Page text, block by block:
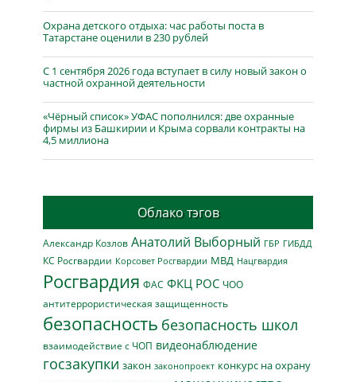
Охрана детского отдыха: час работы поста в
Татарстане оценили в 230 рублей
С 1 сентября 2026 года вступает в силу новый закон о
частной охранной деятельности
«Чёрный список» УФАС пополнился: две охранные
фирмы из Башкирии и Крыма сорвали контракты на
4,5 миллиона
Облако тэгов
Александр Козлов Анатолий Выборный ГБР ГИБДД
КС Росгвардии Корсовет Росгвардии МВД Нацгвардия
Росгвардия ФАС ФКЦ РОС ЧОО
антитеррористическая защищенность
безопасность безопасность школ
взаимодействие с ЧОП видеонаблюдение
госзакупки закон законопроект конкурс на охрану